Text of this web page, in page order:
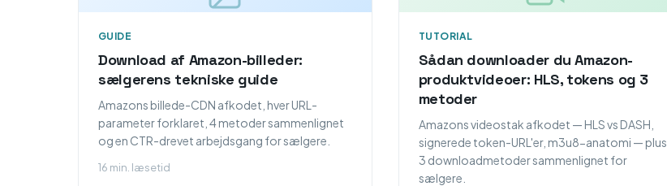
GUIDE
Download af Amazon-billeder:
sælgerens tekniske guide
Amazons billede-CDN afkodet, hver URL-
parameter forklaret, 4 metoder sammenlignet
og en CTR-drevet arbejdsgang for sælgere.
16 min. læsetid
TUTORIAL
Sådan downloader du Amazon-
produktvideoer: HLS, tokens og 3
metoder
Amazons videostak afkodet — HLS vs DASH,
signerede token-URL'er, m3u8-anatomi — plus
3 downloadmetoder sammenlignet for
sælgere.